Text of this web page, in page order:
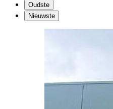
Oudste
Nieuwste